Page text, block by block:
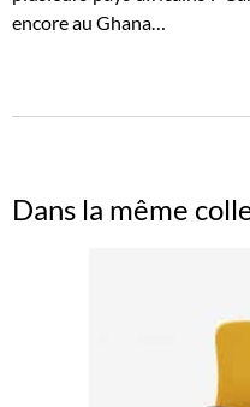
encore au Ghana…
Dans la même